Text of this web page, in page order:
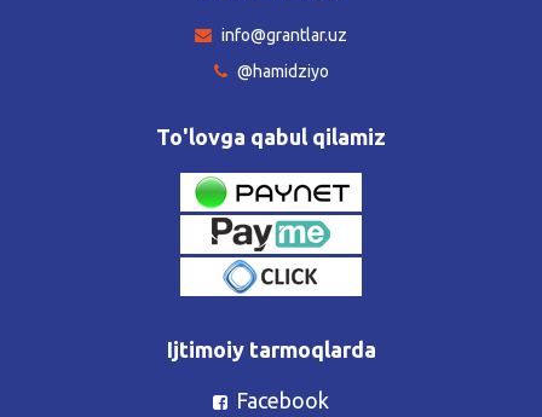
info@grantlar.uz
@hamidziyo
To'lovga qabul qilamiz
Ijtimoiy tarmoqlarda
Facebook